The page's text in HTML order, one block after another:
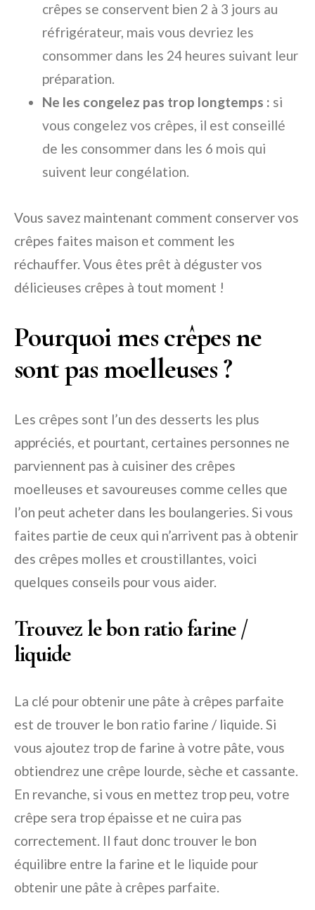
crêpes se conservent bien 2 à 3 jours au
réfrigérateur, mais vous devriez les
consommer dans les 24 heures suivant leur
préparation.
Ne les congelez pas trop longtemps : si
vous congelez vos crêpes, il est conseillé
de les consommer dans les 6 mois qui
suivent leur congélation.
Vous savez maintenant comment conserver vos
crêpes faites maison et comment les
réchauffer. Vous êtes prêt à déguster vos
délicieuses crêpes à tout moment !
Pourquoi mes crêpes ne
sont pas moelleuses ?
Les crêpes sont l’un des desserts les plus
appréciés, et pourtant, certaines personnes ne
parviennent pas à cuisiner des crêpes
moelleuses et savoureuses comme celles que
l’on peut acheter dans les boulangeries. Si vous
faites partie de ceux qui n’arrivent pas à obtenir
des crêpes molles et croustillantes, voici
quelques conseils pour vous aider.
Trouvez le bon ratio farine /
liquide
La clé pour obtenir une pâte à crêpes parfaite
est de trouver le bon ratio farine / liquide. Si
vous ajoutez trop de farine à votre pâte, vous
obtiendrez une crêpe lourde, sèche et cassante.
En revanche, si vous en mettez trop peu, votre
crêpe sera trop épaisse et ne cuira pas
correctement. Il faut donc trouver le bon
équilibre entre la farine et le liquide pour
obtenir une pâte à crêpes parfaite.